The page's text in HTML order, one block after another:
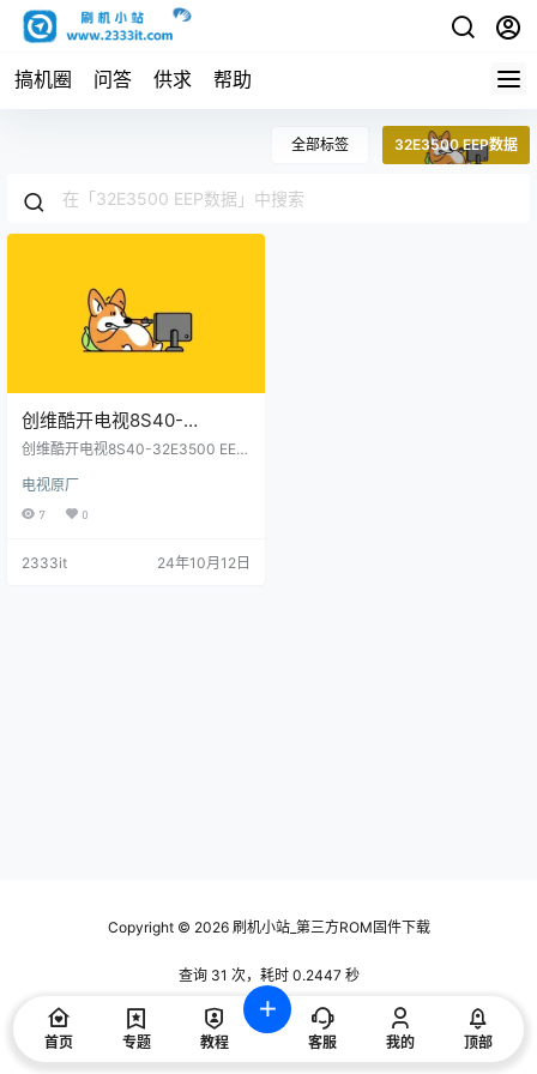
搞机圈 问答 供求 帮助
全部标签 32E3500 EEP数据
创维酷开电视8S40-
32E3500 EEP数据原厂程序
创维酷开电视8S40-32E3500 EEP
电视原厂
7 0
2333it 24年10月12日
Copyright © 2026刷机小站_第三方ROM固件下载
查询 31 次，耗时 0.2447 秒
首页 专题 教程 客服 我的 顶部